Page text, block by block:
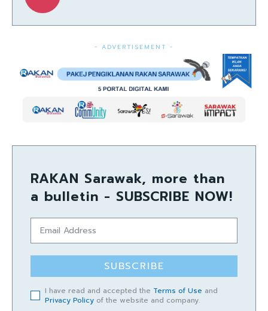
- ADVERTISEMENT -
RAKAN Sarawak, more than
a bulletin - SUBSCRIBE NOW!
SUBSCRIBE
I have read and accepted the Terms of Use and
Privacy Policy of the website and company.